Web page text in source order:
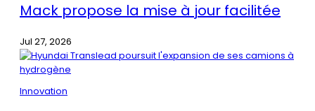
Mack propose la mise à jour facilitée
Jul 27, 2026
Innovation